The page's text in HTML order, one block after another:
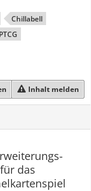
Chillabell
PTCG
Inhalt melden
das